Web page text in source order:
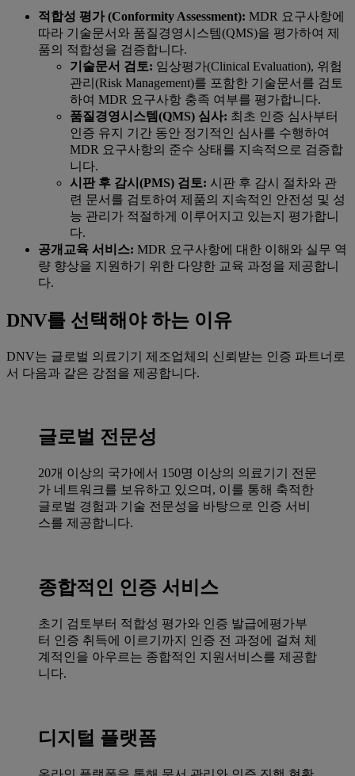
적합성 평가 (Conformity Assessment): MDR 요구사항에
따라 기술문서와 품질경영시스템(QMS)을 평가하여 제
품의 적합성을 검증합니다.
기술문서 검토: 임상평가(Clinical Evaluation), 위험
관리(Risk Management)를 포함한 기술문서를 검토
하여 MDR 요구사항 충족 여부를 평가합니다.
품질경영시스템(QMS) 심사: 최초 인증 심사부터
인증 유지 기간 동안 정기적인 심사를 수행하여
MDR 요구사항의 준수 상태를 지속적으로 검증합
니다.
시판 후 감시(PMS) 검토: 시판 후 감시 절차와 관
련 문서를 검토하여 제품의 지속적인 안전성 및 성
능 관리가 적절하게 이루어지고 있는지 평가합니
다.
공개교육 서비스: MDR 요구사항에 대한 이해와 실무 역
량 향상을 지원하기 위한 다양한 교육 과정을 제공합니
다.
DNV를 선택해야 하는 이유
DNV는 글로벌 의료기기 제조업체의 신뢰받는 인증 파트너로
서 다음과 같은 강점을 제공합니다.
글로벌 전문성
20개 이상의 국가에서 150명 이상의 의료기기 전문
가 네트워크를 보유하고 있으며, 이를 통해 축적한
글로벌 경험과 기술 전문성을 바탕으로 인증 서비
스를 제공합니다.
종합적인 인증 서비스
초기 검토부터 적합성 평가와 인증 발급에평가부
터 인증 취득에 이르기까지 인증 전 과정에 걸쳐 체
계적인을 아우르는 종합적인 지원서비스를 제공합
니다.
디지털 플랫폼